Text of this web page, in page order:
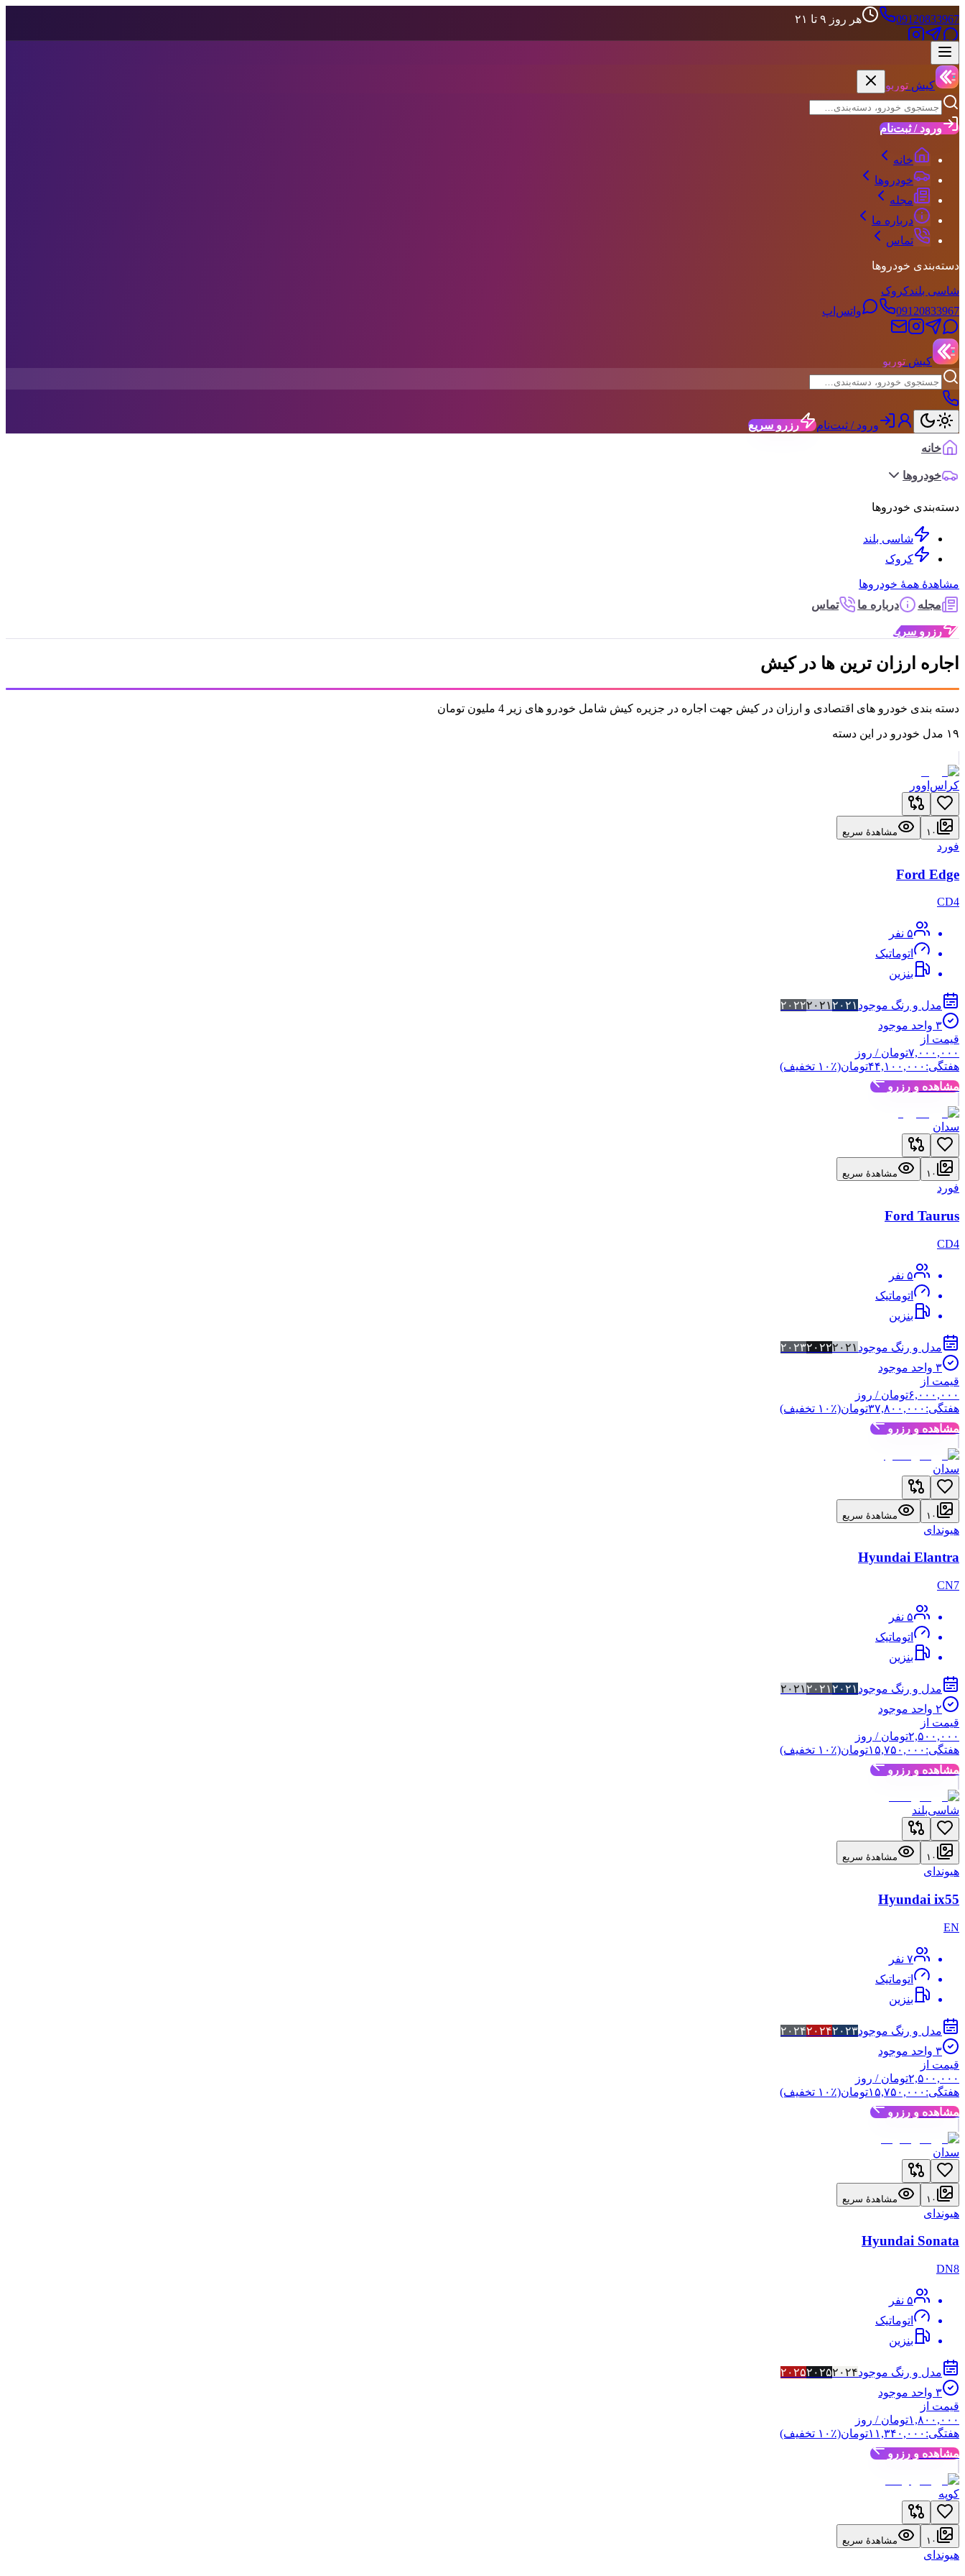
09120833967 هر روز ۹ تا ۲۱
علاقه‌مندی‌ها
کیش توربو
ورود / ثبت‌نام
خانه
خودروها
مجله
درباره ما
تماس
دسته‌بندی خودروها
شاسی بلندکروک
09120833967
واتس‌اپ
کیش توربو
ورود / ثبت‌نام
رزرو سریع
خانه
خودروها
دسته‌بندی خودروها
شاسی بلند
کروک
مشاهدهٔ همهٔ خودروها
مجله
درباره ما تماس
رزرو سریع
اجاره ارزان ترین ها در کیش
دسته بندی خودرو های اقتصادی و ارزان در کیش جهت اجاره در جزیره کیش شامل خودرو های زیر 4 ملیون تومان
۱۹ مدل خودرو در این دسته
کراس‌اوور
۱۰ مشاهدهٔ سریع
فورد
Ford Edge
CD4
۵ نفر
اتوماتیک
بنزین
مدل و رنگ موجود ۲۰۲۲۲۰۲۱۲۰۲۱
۳ واحد موجود
قیمت از
۷,۰۰۰,۰۰۰تومان / روز
هفتگی: ۴۴,۱۰۰,۰۰۰تومان(٪ ۱۰ تخفیف)
مشاهده و رزرو
سدان
۱۰ مشاهدهٔ سریع
فورد
Ford Taurus
CD4
۵ نفر
اتوماتیک
بنزین
مدل و رنگ موجود ۲۰۲۳۲۰۲۲۲۰۲۱
۳ واحد موجود
قیمت از
۶,۰۰۰,۰۰۰تومان / روز
هفتگی: ۳۷,۸۰۰,۰۰۰تومان(٪ ۱۰ تخفیف)
مشاهده و رزرو
سدان
۱۰ مشاهدهٔ سریع
هیوندای
Hyundai Elantra
CN7
۵ نفر
اتوماتیک
بنزین
مدل و رنگ موجود ۲۰۲۱ ۲۰۲۱۲۰۲۱
۲ واحد موجود
قیمت از
۲,۵۰۰,۰۰۰تومان / روز
هفتگی: ۱۵,۷۵۰,۰۰۰تومان(٪ ۱۰ تخفیف)
مشاهده و رزرو
شاسی‌بلند
۱۰ مشاهدهٔ سریع
هیوندای
Hyundai ix55
EN
۷ نفر
اتوماتیک
بنزین
مدل و رنگ موجود ۲۰۲۴۲۰۲۴۲۰۲۳
۳ واحد موجود
قیمت از
۲,۵۰۰,۰۰۰تومان / روز
هفتگی: ۱۵,۷۵۰,۰۰۰تومان(٪ ۱۰ تخفیف)
مشاهده و رزرو
سدان
۱۰ مشاهدهٔ سریع
هیوندای
Hyundai Sonata
DN8
۵ نفر
اتوماتیک
بنزین
مدل و رنگ موجود ۲۰۲۵۲۰۲۵۲۰۲۴
۳ واحد موجود
قیمت از
۱,۸۰۰,۰۰۰تومان / روز
هفتگی: ۱۱,۳۴۰,۰۰۰تومان(٪ ۱۰ تخفیف)
مشاهده و رزرو
کوپه
۱۰ مشاهدهٔ سریع
هیوندای